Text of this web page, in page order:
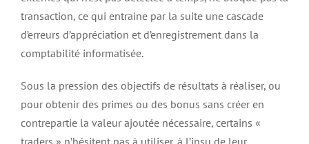
transaction, ce qui entraine par la suite une cascade
d’erreurs d’appréciation et d’enregistrement dans la
comptabilité informatisée.
Sous la pression des objectifs de résultats à réaliser, ou
pour obtenir des primes ou des bonus sans créer en
contrepartie la valeur ajoutée nécessaire, certains «